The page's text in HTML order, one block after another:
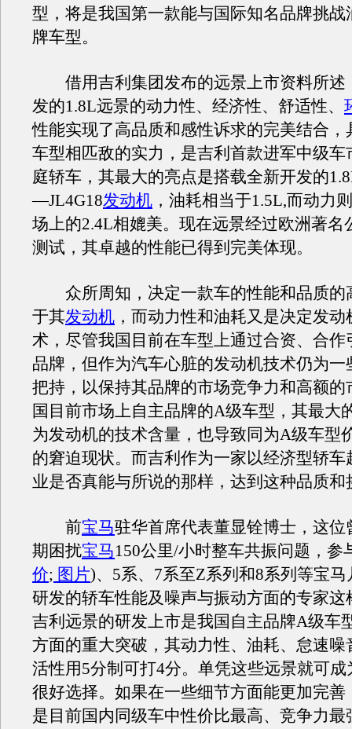
型，将是我国第一款能与国际知名品牌挑战
牌车型。
借用吉利集团发布的远景上市资料所述
发的1.8L远景的动力性、经济性、舒适性、
性能实现了高品质和感性诉求的完美结合，
车型相匹敌的实力，是吉利首款进军中级车
庭轿车，其最大的亮点是搭载全新开发的
—JL4G18发动机 ，油耗相当于1.5L,而动力
场上的2.4L相媲美。现在远景经过欧洲著名
测试，其卓越的性能已得到完美体现。
众所周知，决定一款车的性能和品质的
于其发动机 ，而动力性和油耗又是决定发
术，尽管我国目前在车型上通过合资、合作
品牌，但作为汽车心脏的发动机技术仍为一
把持，以保持其品牌的市场竞争力和高额的
国目前市场上自主品牌的A级车型，其最大
为发动机的技术含量，也导致同为A级车型
的窘迫现状。而吉利作为一家以经济型轿车
业是否真能与所说的那样，达到这种品质和
前宝马驻华首席代表董显铨博士，这位
期困扰宝马150公里/小时整车共振问题，参
价; 图片)、5系、7系至Z系列和8系列等宝
研发的轿车性能及噪声与振动方面的专家这
吉利远景的研发上市是我国自主品牌A级车
方面的重大突破，其动力性、油耗、怠速噪
活性用5分制可打4分。单凭这些远景就可
很好选择。如果在一些细节方面能更加完善
是目前国内同级车中性价比最高、竞争力最